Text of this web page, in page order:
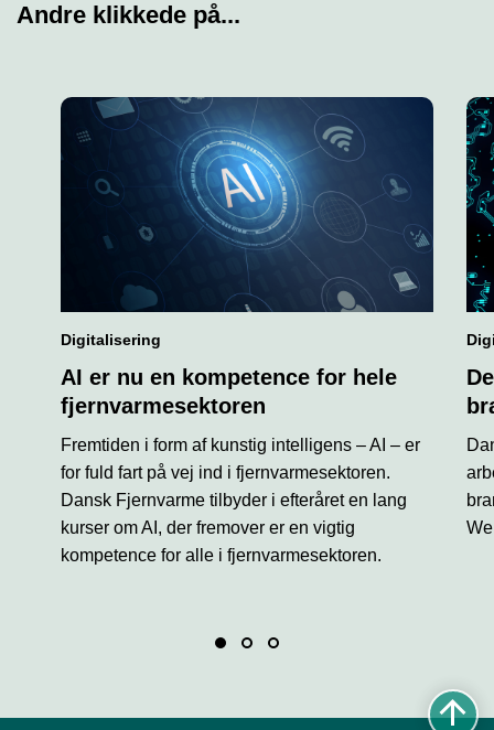
Andre klikkede på...
Digitalisering
AI er nu en kompetence for hele
fjernvarmesektoren
Fremtiden i form af kunstig intelligens – AI – er
for fuld fart på vej ind i fjernvarmesektoren.
Dansk Fjernvarme tilbyder i efteråret en lang
kurser om AI, der fremover er en vigtig
kompetence for alle i fjernvarmesektoren.